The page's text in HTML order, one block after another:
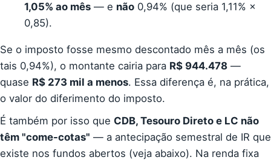
1,05% ao mês — e não 0,94% (que seria 1,11% ×
0,85).
Se o imposto fosse mesmo descontado mês a mês (os
tais 0,94%), o montante cairia para R$ 944.478 —
quase R$ 273 mil a menos. Essa diferença é, na prática,
o valor do diferimento do imposto.
É também por isso que CDB, Tesouro Direto e LC não
têm "come-cotas" — a antecipação semestral de IR que
existe nos fundos abertos (veja abaixo). Na renda fixa